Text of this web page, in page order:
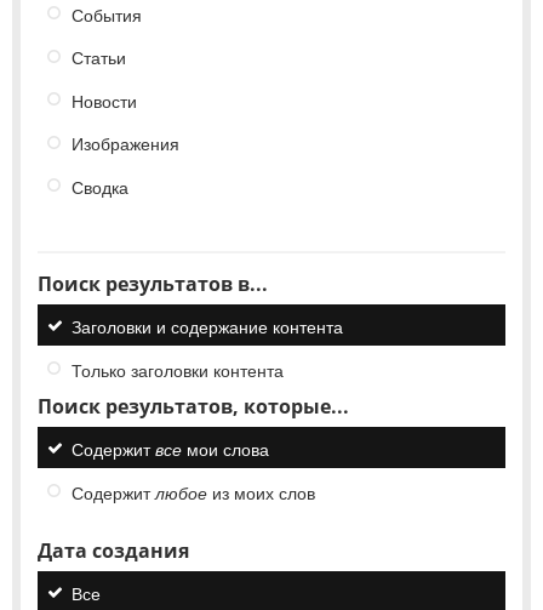
События
Статьи
Новости
Изображения
Сводка
Поиск результатов в...
Заголовки и содержание контента
Только заголовки контента
Поиск результатов, которые...
Содержитвсе мои слова
Содержитлюбое из моих слов
Дата создания
Все